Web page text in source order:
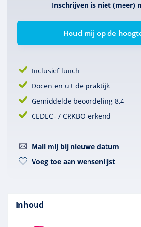
Inschrijven is niet (meer)
Houd mij op de
Inclusief lunch
Docenten uit de praktijk
Gemiddelde beoordeling 8,4
CEDEO- / CRKBO-erkend
Mail mij bij nieuwe datum
Voeg toe aan wensenlijst
Inhoud